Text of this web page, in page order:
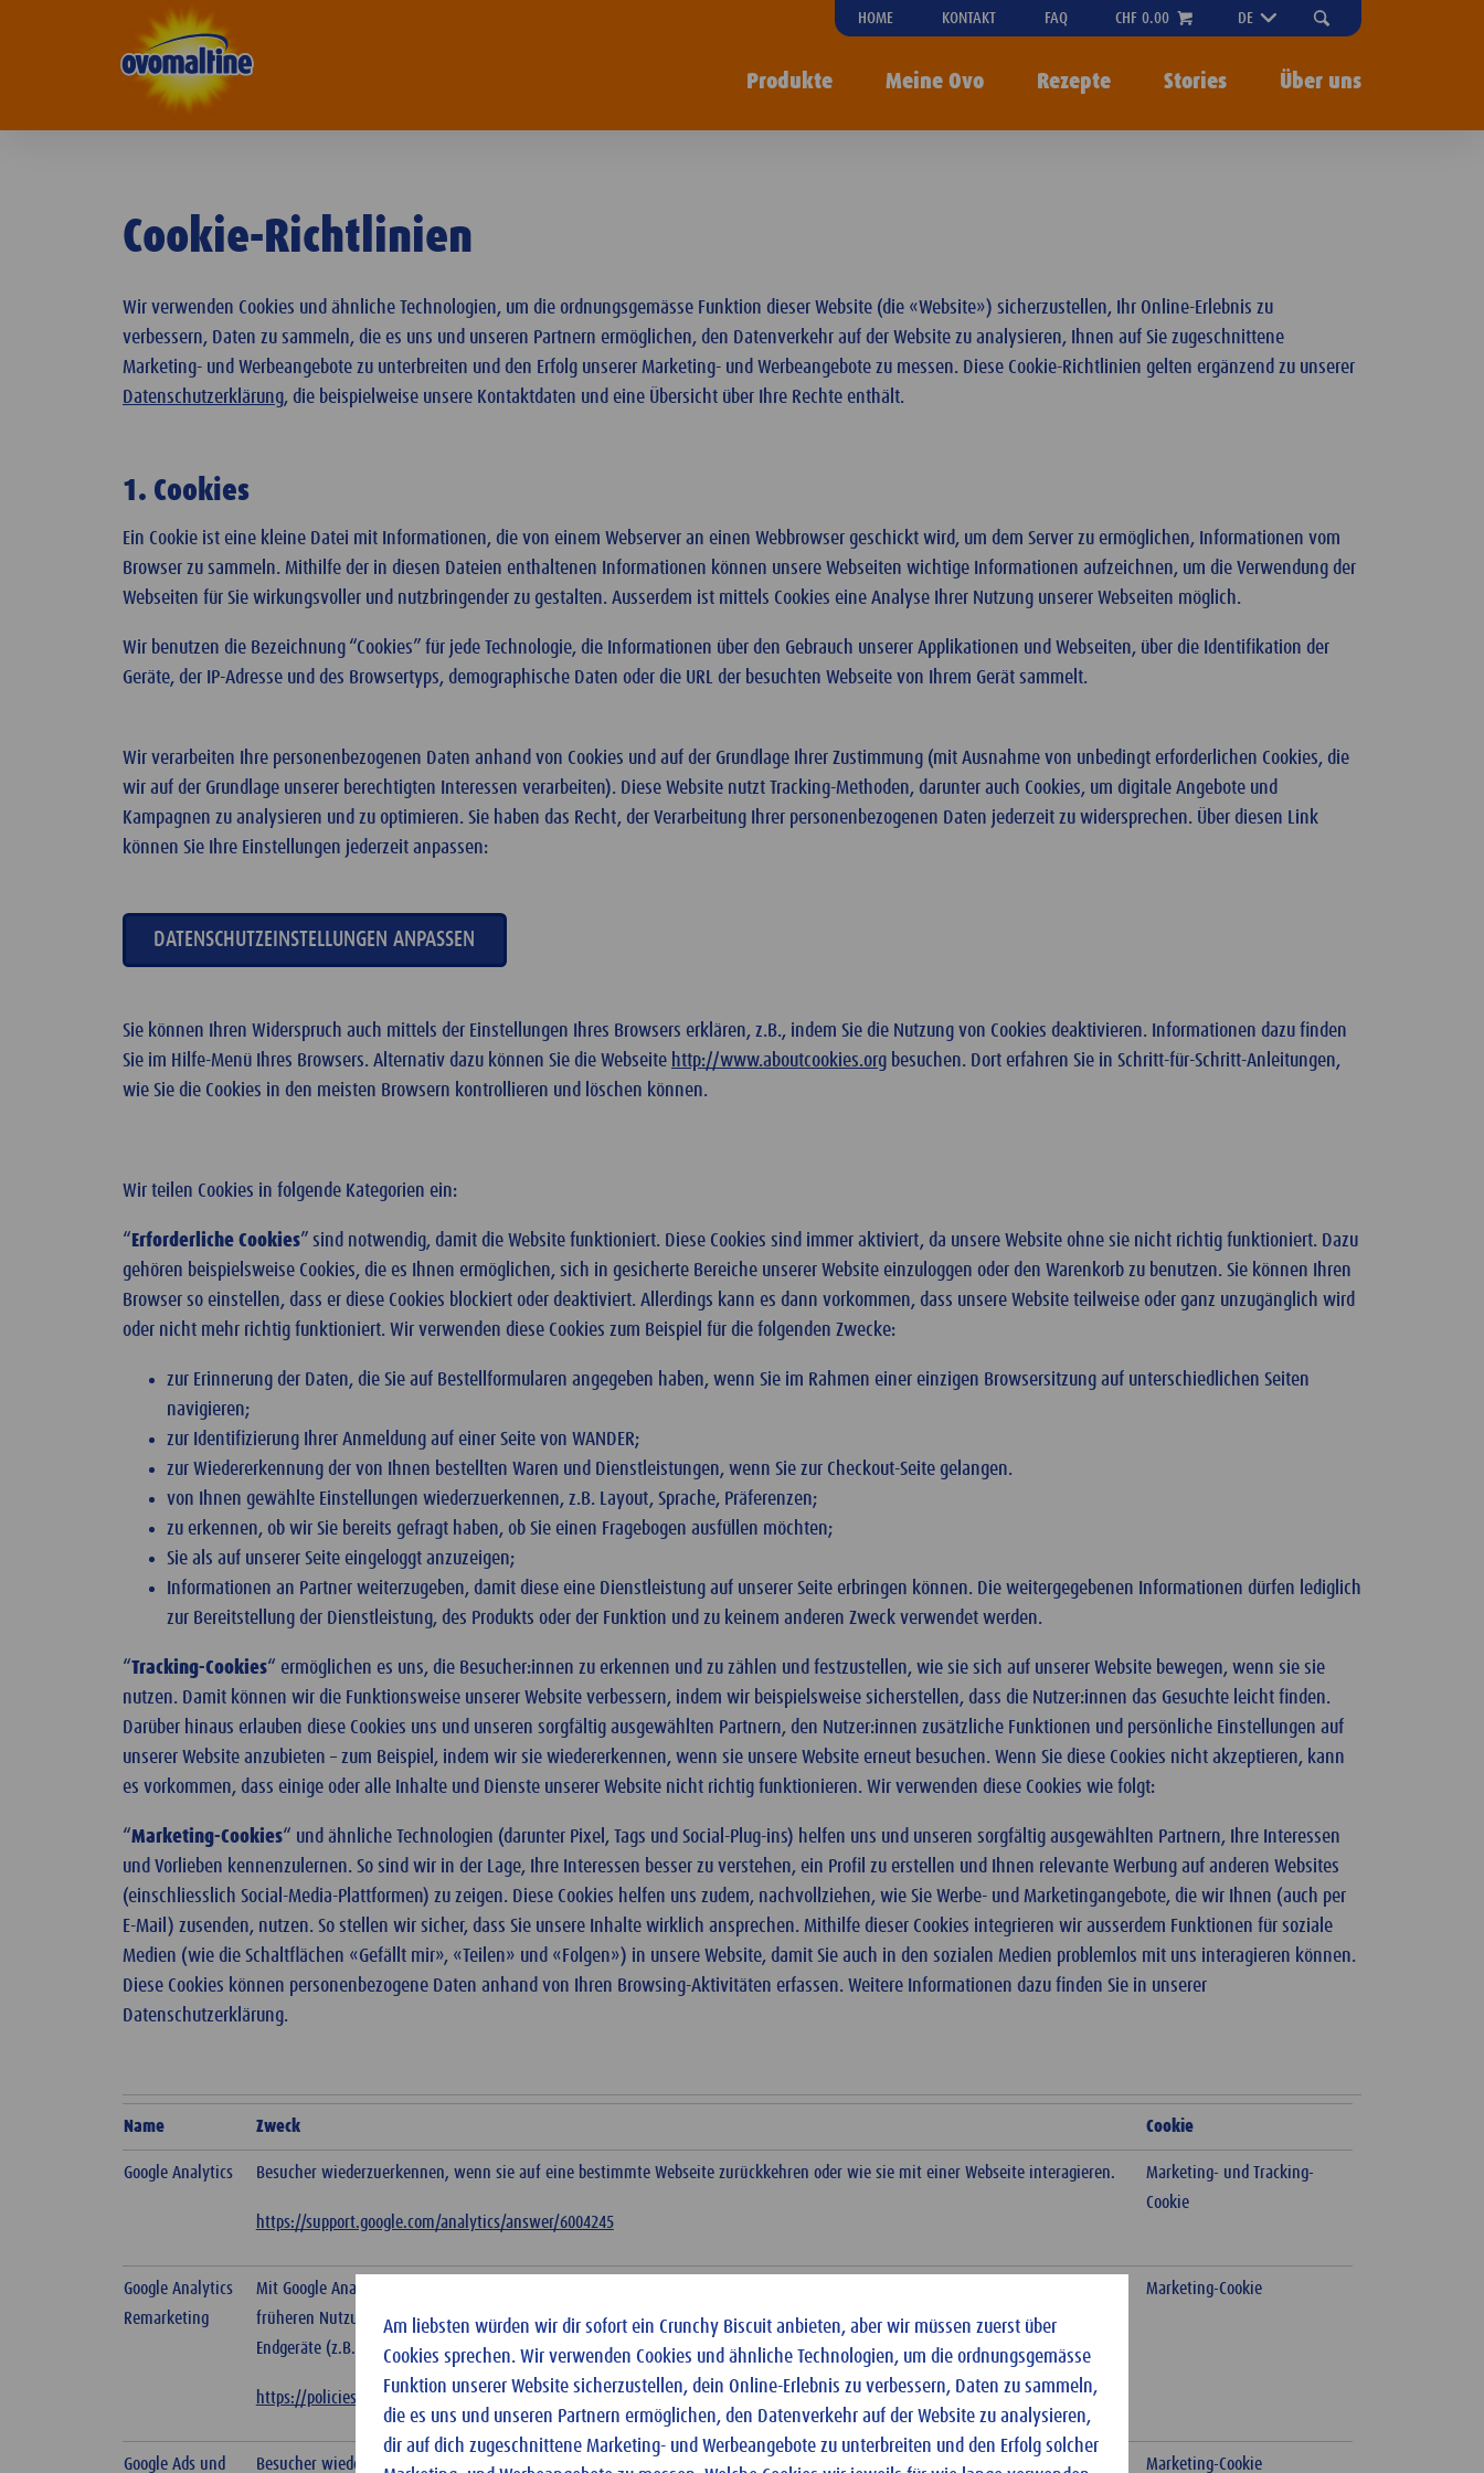
HOME KONTAKT FAQ CHF 0.00 DE
"OPEN
SEARCH-
MENU
Produkte Meine Ovo Rezepte Stories Über uns
Cookie-Richtlinien
Wir verwenden Cookies und ähnliche Technologien, um die ordnungsgemässe Funktion dieser Website (die «Website») sicherzustellen, Ihr Online-Erlebnis zu
verbessern, Daten zu sammeln, die es uns und unseren Partnern ermöglichen, den Datenverkehr auf der Website zu analysieren, Ihnen auf Sie zugeschnittene
Marketing- und Werbeangebote zu unterbreiten und den Erfolg unserer Marketing- und Werbeangebote zu messen. Diese Cookie-Richtlinien gelten ergänzend zu unserer
Datenschutzerklärung, die beispielweise unsere Kontaktdaten und eine Übersicht über Ihre Rechte enthält.
1. Cookies
Ein Cookie ist eine kleine Datei mit Informationen, die von einem Webserver an einen Webbrowser geschickt wird, um dem Server zu ermöglichen, Informationen vom
Browser zu sammeln. Mithilfe der in diesen Dateien enthaltenen Informationen können unsere Webseiten wichtige Informationen aufzeichnen, um die Verwendung der
Webseiten für Sie wirkungsvoller und nutzbringender zu gestalten. Ausserdem ist mittels Cookies eine Analyse Ihrer Nutzung unserer Webseiten möglich.
Wir benutzen die Bezeichnung “Cookies” für jede Technologie, die Informationen über den Gebrauch unserer Applikationen und Webseiten, über die Identifikation der
Geräte, der IP-Adresse und des Browsertyps, demographische Daten oder die URL der besuchten Webseite von Ihrem Gerät sammelt.
Wir verarbeiten Ihre personenbezogenen Daten anhand von Cookies und auf der Grundlage Ihrer Zustimmung (mit Ausnahme von unbedingt erforderlichen Cookies, die
wir auf der Grundlage unserer berechtigten Interessen verarbeiten). Diese Website nutzt Tracking-Methoden, darunter auch Cookies, um digitale Angebote und
Kampagnen zu analysieren und zu optimieren. Sie haben das Recht, der Verarbeitung Ihrer personenbezogenen Daten jederzeit zu widersprechen. Über diesen Link
können Sie Ihre Einstellungen jederzeit anpassen:
DATENSCHUTZEINSTELLUNGEN ANPASSEN
Sie können Ihren Widerspruch auch mittels der Einstellungen Ihres Browsers erklären, z.B., indem Sie die Nutzung von Cookies deaktivieren. Informationen dazu finden
Sie im Hilfe-Menü Ihres Browsers. Alternativ dazu können Sie die Webseite http://www.aboutcookies.org besuchen. Dort erfahren Sie in Schritt-für-Schritt-Anleitungen,
wie Sie die Cookies in den meisten Browsern kontrollieren und löschen können.
Wir teilen Cookies in folgende Kategorien ein:
“ Erforderliche Cookies” sind notwendig, damit die Website funktioniert. Diese Cookies sind immer aktiviert, da unsere Website ohne sie nicht richtig funktioniert. Dazu
gehören beispielsweise Cookies, die es Ihnen ermöglichen, sich in gesicherte Bereiche unserer Website einzuloggen oder den Warenkorb zu benutzen. Sie können Ihren
Browser so einstellen, dass er diese Cookies blockiert oder deaktiviert. Allerdings kann es dann vorkommen, dass unsere Website teilweise oder ganz unzugänglich wird
oder nicht mehr richtig funktioniert. Wir verwenden diese Cookies zum Beispiel für die folgenden Zwecke:
zur Erinnerung der Daten, die Sie auf Bestellformularen angegeben haben, wenn Sie im Rahmen einer einzigen Browsersitzung auf unterschiedlichen Seiten
navigieren;
zur Identifizierung Ihrer Anmeldung auf einer Seite von WANDER;
zur Wiedererkennung der von Ihnen bestellten Waren und Dienstleistungen, wenn Sie zur Checkout-Seite gelangen.
von Ihnen gewählte Einstellungen wiederzuerkennen, z.B. Layout, Sprache, Präferenzen;
zu erkennen, ob wir Sie bereits gefragt haben, ob Sie einen Fragebogen ausfüllen möchten;
Sie als auf unserer Seite eingeloggt anzuzeigen;
Informationen an Partner weiterzugeben, damit diese eine Dienstleistung auf unserer Seite erbringen können. Die weitergegebenen Informationen dürfen lediglich
zur Bereitstellung der Dienstleistung, des Produkts oder der Funktion und zu keinem anderen Zweck verwendet werden.
“Tracking-Cookies“ ermöglichen es uns, die Besucher:innen zu erkennen und zu zählen und festzustellen, wie sie sich auf unserer Website bewegen, wenn sie sie
nutzen. Damit können wir die Funktionsweise unserer Website verbessern, indem wir beispielsweise sicherstellen, dass die Nutzer:innen das Gesuchte leicht finden.
Darüber hinaus erlauben diese Cookies uns und unseren sorgfältig ausgewählten Partnern, den Nutzer:innen zusätzliche Funktionen und persönliche Einstellungen auf
unserer Website anzubieten – zum Beispiel, indem wir sie wiedererkennen, wenn sie unsere Website erneut besuchen. Wenn Sie diese Cookies nicht akzeptieren, kann
es vorkommen, dass einige oder alle Inhalte und Dienste unserer Website nicht richtig funktionieren. Wir verwenden diese Cookies wie folgt:
“Marketing-Cookies“ und ähnliche Technologien (darunter Pixel, Tags und Social-Plug-ins) helfen uns und unseren sorgfältig ausgewählten Partnern, Ihre Interessen
und Vorlieben kennenzulernen. So sind wir in der Lage, Ihre Interessen besser zu verstehen, ein Profil zu erstellen und Ihnen relevante Werbung auf anderen Websites
(einschliesslich Social-Media-Plattformen) zu zeigen. Diese Cookies helfen uns zudem, nachvollziehen, wie Sie Werbe- und Marketingangebote, die wir Ihnen (auch per
E-Mail) zusenden, nutzen. So stellen wir sicher, dass Sie unsere Inhalte wirklich ansprechen. Mithilfe dieser Cookies integrieren wir ausserdem Funktionen für soziale
Medien (wie die Schaltflächen «Gefällt mir», «Teilen» und «Folgen») in unsere Website, damit Sie auch in den sozialen Medien problemlos mit uns interagieren können.
Diese Cookies können personenbezogene Daten anhand von Ihren Browsing-Aktivitäten erfassen. Weitere Informationen dazu finden Sie in unserer
Datenschutzerklärung.
Name Zweck Cookie
Google Analytics Besucher wiederzuerkennen, wenn sie auf eine bestimmte Webseite zurückkehren oder wie sie mit einer Webseite interagieren.
https://support.google.com/analytics/answer/6004245
Marketing- und Tracking-
Cookie
Google Analytics
Remarketing
Mit Google Analytics Remarketing können interessenbezogene, personalisierte Werbebotschaften, die in Abhängigkeit Ihres
früheren Nutzungs- und Surfverhaltens auf einem Endgerät (z.B. Handy) an Sie angepasst wurden auch auf einem anderen Ihrer
Endgeräte (z.B. Tablet oder PC) angezeigt werden.
https://policies.google.com/privacy?hl=de
Marketing-Cookie
Google Ads und
Besucher wiederzuerkennen, wenn sie auf eine Werbeanzeige klicken und anschliessend mit unserer Webseite interagieren. Marketing-Cookie
Am liebsten würden wir dir sofort ein Crunchy Biscuit anbieten, aber wir müssen zuerst über
Cookies sprechen. Wir verwenden Cookies und ähnliche Technologien, um die ordnungsgemässe
Funktion unserer Website sicherzustellen, dein Online-Erlebnis zu verbessern, Daten zu sammeln,
die es uns und unseren Partnern ermöglichen, den Datenverkehr auf der Website zu analysieren,
dir auf dich zugeschnittene Marketing- und Werbeangebote zu unterbreiten und den Erfolg solcher